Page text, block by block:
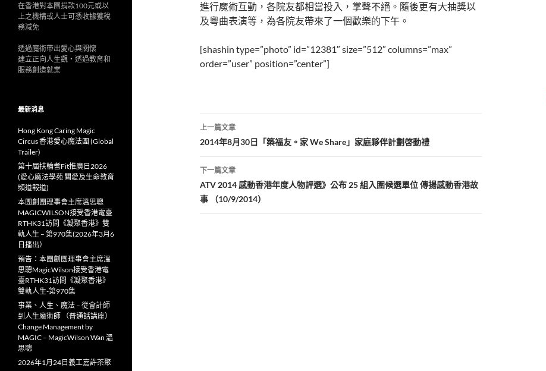
進行魔術互動，各院友都相當投入，掌聲不絕。隨後更有大抽獎以
及粵曲表演等，為各院友帶來了一個歡樂的下午。
[shashin type=”photo” id=”12381″ size=”512″ columns=”max”
order=”user” position=”center”]
文
章
導
覽
上一篇文章
2014年8月30日「築福友。家 We Share」家庭夥伴計劃啓動禮
下一篇文章
ATV 2014 感動香港年度人物評選》公布 25 組入圍候選單位 傳揚感動香港故
事 （10/9/2014）
在香港對本團捐款100元或以
上之機構或人士可憑收據獲稅
務減免
透過魔術帶出愛心與關懷
建立正向人生觀‧透過教育和
服務創造就業
最新消息
Hong Kong Caring Magic
Circus 香港愛心魔法團 (Global
Trailer)
第十屆扶輪耆Fit推廣日2026
(愛心魔法學苑 關愛及生命教育
頻道報道)
本團創團理事會主席溫思聰
MAGICWILSON接受香港電臺
RTHK31訪問《凝聚香港》雙
軌人生 – 第970集(2026年3月6
日播出）
預告：本團創團理事會主席溫
思聰MagicWilson接受香港電
臺RTHK31訪問《凝聚香港》
雙軌人生-第970集
事業、人生、魔法 – 從會計師
到人生魔術師 （普通話講座）
Change Management by
MAGIC – MagicWilson Wan 溫
思聰
2026年1月24日義工嘉許茶聚